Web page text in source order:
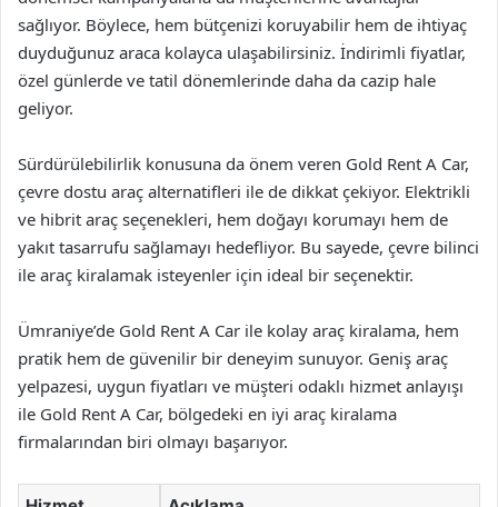
sağlıyor. Böylece, hem bütçenizi koruyabilir hem de ihtiyaç
duyduğunuz araca kolayca ulaşabilirsiniz. İndirimli fiyatlar,
özel günlerde ve tatil dönemlerinde daha da cazip hale
geliyor.
Sürdürülebilirlik konusuna da önem veren Gold Rent A Car,
çevre dostu araç alternatifleri ile de dikkat çekiyor. Elektrikli
ve hibrit araç seçenekleri, hem doğayı korumayı hem de
yakıt tasarrufu sağlamayı hedefliyor. Bu sayede, çevre bilinci
ile araç kiralamak isteyenler için ideal bir seçenektir.
Ümraniye’de Gold Rent A Car ile kolay araç kiralama, hem
pratik hem de güvenilir bir deneyim sunuyor. Geniş araç
yelpazesi, uygun fiyatları ve müşteri odaklı hizmet anlayışı
ile Gold Rent A Car, bölgedeki en iyi araç kiralama
firmalarından biri olmayı başarıyor.